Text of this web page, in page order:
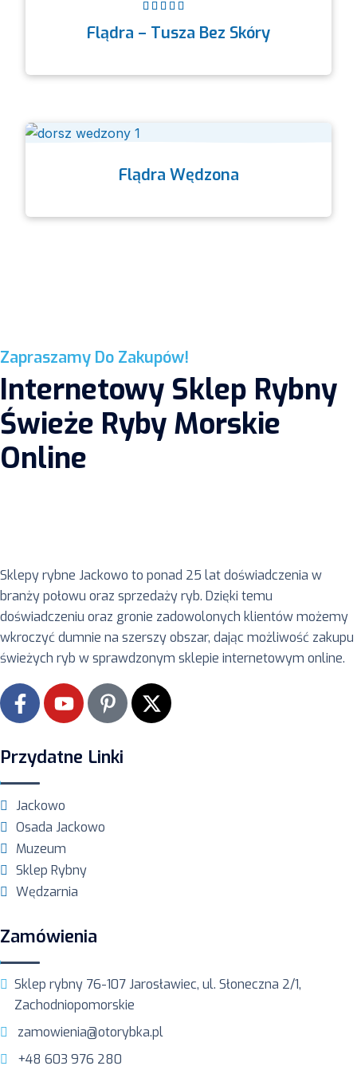
na 5
Flądra – Tusza Bez Skóry
Flądra Wędzona
Zapraszamy Do Zakupów!
Internetowy Sklep Rybny
Świeże Ryby Morskie
Online
Sklepy rybne Jackowo to ponad 25 lat doświadczenia w
branży połowu oraz sprzedaży ryb. Dzięki temu
doświadczeniu oraz gronie zadowolonych klientów możemy
wkroczyć dumnie na szerszy obszar, dając możliwość zakupu
świeżych ryb w sprawdzonym sklepie internetowym online.
Przydatne Linki
Jackowo
Osada Jackowo
Muzeum
Sklep Rybny
Wędzarnia
Zamówienia
Sklep rybny 76-107 Jarosławiec, ul. Słoneczna 2/1,
Zachodniopomorskie
zamowienia@otorybka.pl
+48 603 976 280